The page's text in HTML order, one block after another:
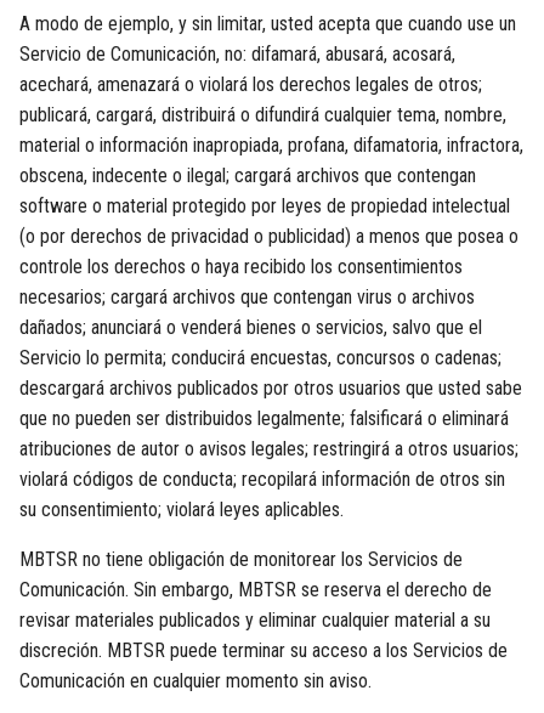
A modo de ejemplo, y sin limitar, usted acepta que cuando use un
Servicio de Comunicación, no: difamará, abusará, acosará,
acechará, amenazará o violará los derechos legales de otros;
publicará, cargará, distribuirá o difundirá cualquier tema, nombre,
material o información inapropiada, profana, difamatoria, infractora,
obscena, indecente o ilegal; cargará archivos que contengan
software o material protegido por leyes de propiedad intelectual
(o por derechos de privacidad o publicidad) a menos que posea o
controle los derechos o haya recibido los consentimientos
necesarios; cargará archivos que contengan virus o archivos
dañados; anunciará o venderá bienes o servicios, salvo que el
Servicio lo permita; conducirá encuestas, concursos o cadenas;
descargará archivos publicados por otros usuarios que usted sabe
que no pueden ser distribuidos legalmente; falsificará o eliminará
atribuciones de autor o avisos legales; restringirá a otros usuarios;
violará códigos de conducta; recopilará información de otros sin
su consentimiento; violará leyes aplicables.
MBTSR no tiene obligación de monitorear los Servicios de
Comunicación. Sin embargo, MBTSR se reserva el derecho de
revisar materiales publicados y eliminar cualquier material a su
discreción. MBTSR puede terminar su acceso a los Servicios de
Comunicación en cualquier momento sin aviso.